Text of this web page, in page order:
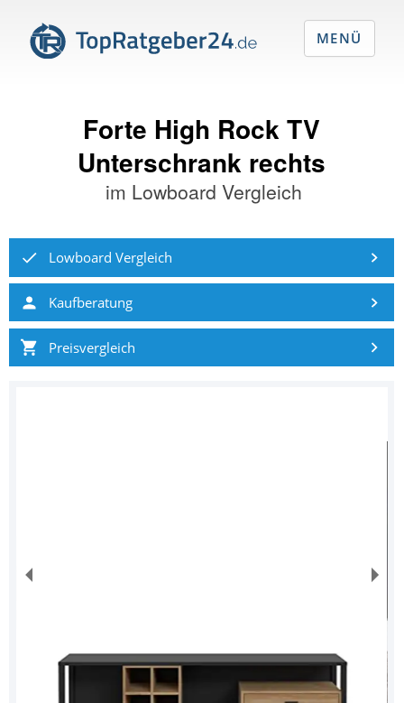
Forte High Rock TV
Unterschrank rechts
im Lowboard Vergleich
Lowboard Vergleich
Kaufberatung
Preisvergleich
MENÜ